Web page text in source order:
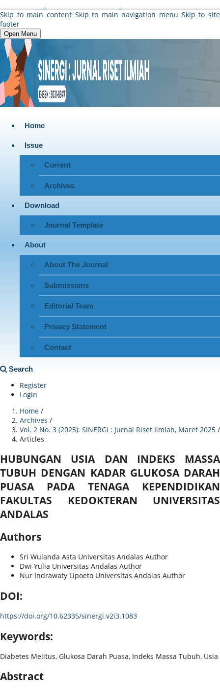
Skip to main content Skip to main navigation menu Skip to site
footer
Open Menu
Home
Issue
Current
Archives
Download
Journal Template
About
About The Journal
Submissions
Editorial Team
Privacy Statement
Contact
Search
Register
Login
Home /
Archives /
Vol. 2 No. 3 (2025): SINERGI : Jurnal Riset Ilmiah, Maret 2025 /
Articles
HUBUNGAN USIA DAN INDEKS MASSA
TUBUH DENGAN KADAR GLUKOSA DARAH
PUASA PADA TENAGA KEPENDIDIKAN
FAKULTAS KEDOKTERAN UNIVERSITAS
ANDALAS
Authors
Sri Wulanda Asta Universitas Andalas Author
Dwi Yulia Universitas Andalas Author
Nur Indrawaty Lipoeto Universitas Andalas Author
DOI:
https://doi.org/10.62335/sinergi.v2i3.1083
Keywords:
Diabetes Melitus, Glukosa Darah Puasa, Indeks Massa Tubuh, Usia
Abstract